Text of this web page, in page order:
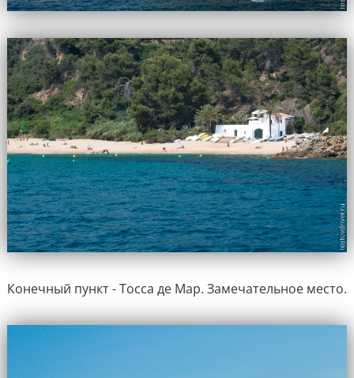
Конечный пункт - Тосса де Мар. Замечательное место.